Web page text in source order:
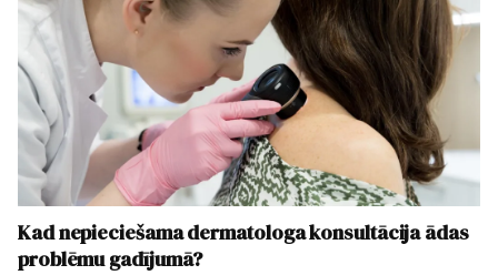
Kad nepieciešama dermatologa konsultācija ādas
problēmu gadījumā?